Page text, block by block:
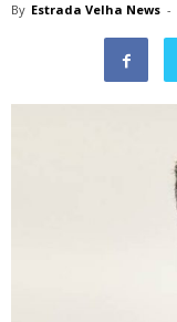
By Estrada Velha News -